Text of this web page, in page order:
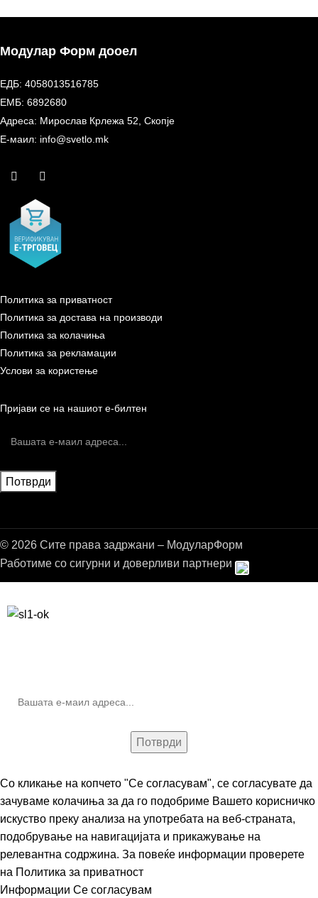
Модулар Форм дооел
ЕДБ: 4058013516785
ЕМБ: 6892680
Адреса: Мирослав Крлежа 52, Скопје
Е-маил: info@svetlo.mk
Политика за приватност
Политика за достава на производи
Политика за колачиња
Политика за рекламации
Услови за користење
Пријави се на нашиот е-билтен
© 2026 Сите права задржани – МодуларФорм
Работиме со сигурни и доверливи партнери
Со кликање на копчето "Се согласувам", се согласувате да
зачуваме колачиња за да го подобриме Вашето корисничко
искуство преку анализа на употребата на веб-страната,
подобрување на навигацијата и прикажување на
релевантна содржина. За повеќе информации проверете
на Политика за приватност
Информации Се согласувам